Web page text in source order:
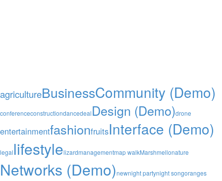
agricultureBusinessCommunity (Demo)
conferenceconstructiondancedealDesign (Demo)drone
entertainmentfashionfruitsInterface (Demo)
legallifestylelizardmanagementmap walkMarshmellonature
Networks (Demo)newnight partynight songoranges